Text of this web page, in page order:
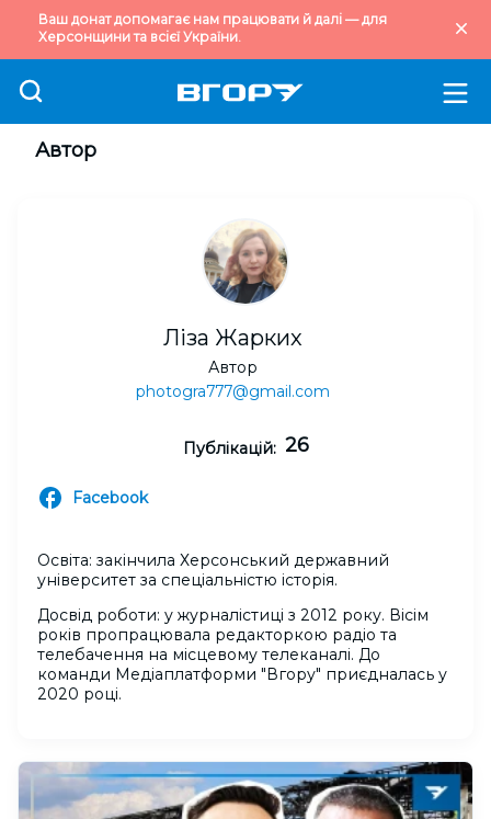
Ваш донат допомагає нам працювати й далі — для
Херсонщини та всієї України.
Автор
Ліза Жарких
Автор
photogra777@gmail.com
Публікацій: 26
Facebook
Освіта: закінчила Херсонський державний
університет за спеціальністю історія.
Досвід роботи: у журналістиці з 2012 року. Вісім
років пропрацювала редакторкою радіо та
телебачення на місцевому телеканалі. До
команди Медіаплатформи "Вгору" приєдналась у
2020 році.